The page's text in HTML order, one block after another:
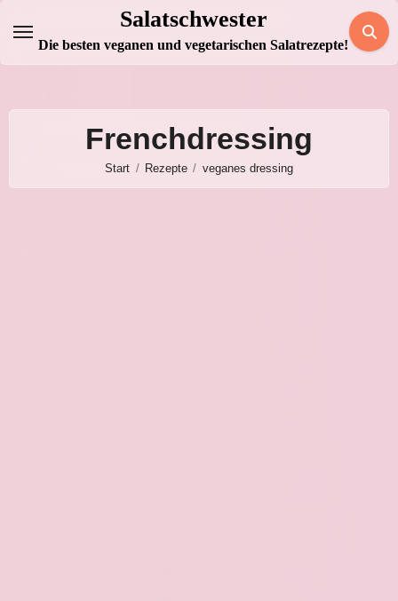
Inhalt
springen
Salatschwester
Die besten veganen und vegetarischen Salatrezepte!
Frenchdressing
Start Rezepte veganes dressing